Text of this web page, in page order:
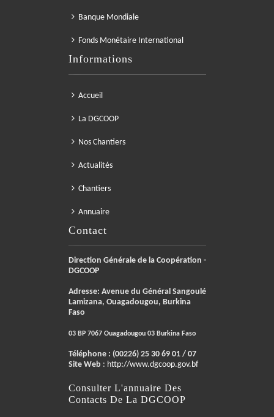
Banque Mondiale
Fonds Monétaire International
Informations
Accueil
La DGCOOP
Nos Chantiers
Actualités
Chantiers
Annuaire
Contact
Direction Générale de la Coopération -
DGCOOP
Adresse: Avenue du Général Sangoulé
Lamizana, Ouagadougou, Burkina
Faso
03 BP 7067 Ouagadougou 03 Burkina Faso
Téléphone : (00226) 25 30 69 01 / 07
Site Web : http://www.dgcoop.gov.bf
Consulter L'annuaire Des
Contacts De La DGCOOP